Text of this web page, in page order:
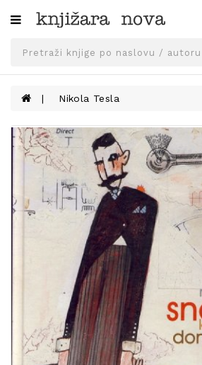
Kategorije
SVEUČILIŠNA
UDŽBENICI
KNJIGE
PRIBOR
OPREMA
NARUČI
POSEBNA
PONUDA
Nikola Tesla